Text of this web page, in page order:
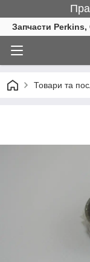
Запчасти
Товари та